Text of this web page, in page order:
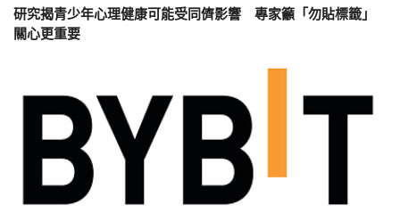
研究揭青少年心理健康可能受同儕影響 專家籲「勿貼標籤」
關心更重要